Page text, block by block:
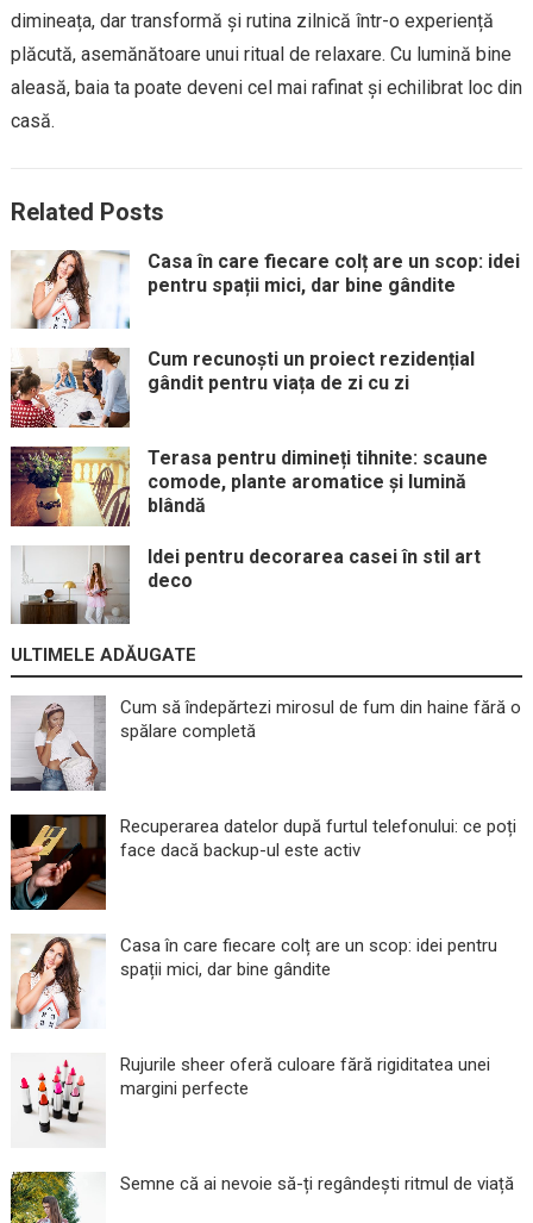
dimineața, dar transformă și rutina zilnică într-o experiență
plăcută, asemănătoare unui ritual de relaxare. Cu lumină bine
aleasă, baia ta poate deveni cel mai rafinat și echilibrat loc din
casă.
Related Posts
Casa în care fiecare colț are un scop: idei
pentru spații mici, dar bine gândite
Cum recunoști un proiect rezidențial
gândit pentru viața de zi cu zi
Terasa pentru dimineți tihnite: scaune
comode, plante aromatice și lumină
blândă
Idei pentru decorarea casei în stil art
deco
ULTIMELE ADĂUGATE
Cum să îndepărtezi mirosul de fum din haine fără o
spălare completă
Recuperarea datelor după furtul telefonului: ce poți
face dacă backup-ul este activ
Casa în care fiecare colț are un scop: idei pentru
spații mici, dar bine gândite
Rujurile sheer oferă culoare fără rigiditatea unei
margini perfecte
Semne că ai nevoie să-ți regândești ritmul de viață